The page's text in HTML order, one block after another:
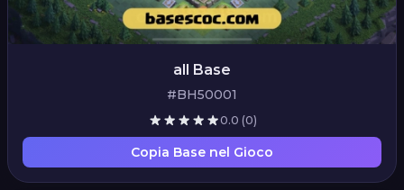
all Base
#BH50001
0.0 (0)
Copia Base nel Gioco